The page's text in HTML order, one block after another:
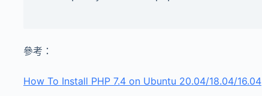
參考：
How To Install PHP 7.4 on Ubuntu 20.04/18.04/16.04